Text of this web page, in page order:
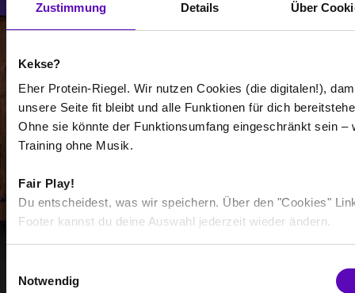
Zustimmung Details Über
Kekse?
Eher Protein-Riegel. Wir nutzen Cookies (die digitalen!),
unsere Seite fit bleibt und alle Funktionen für dich
Ohne sie könnte der Funktionsumfang eingeschränkt sein –
Training ohne Musik.
Fair Play!
Du entscheidest, was wir speichern. Über den "Cookies"
Footer kannst du deine Auswahl jederzeit wieder ändern.
Notwendig
-
Mehr anzeigen